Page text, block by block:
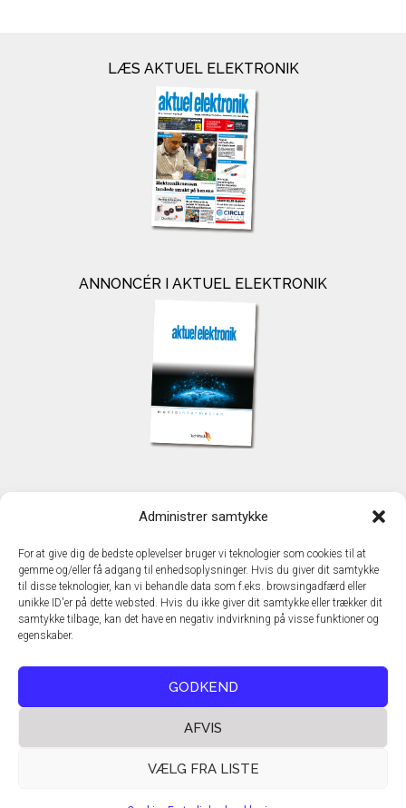
Administrer samtykke
For at give dig de bedste oplevelser bruger vi teknologier som cookies til at
gemme og/eller få adgang til enhedsoplysninger. Hvis du giver dit samtykke
til disse teknologier, kan vi behandle data som f.eks. browsingadfærd eller
unikke ID'er på dette websted. Hvis du ikke giver dit samtykke eller trækker dit
samtykke tilbage, kan det have en negativ indvirkning på visse funktioner og
egenskaber.
GODKEND
AFVIS
VÆLG FRA LISTE
LÆS AKTUEL ELEKTRONIK
ANNONCÉR I AKTUEL ELEKTRONIK
TechMedia A/S
DK - 2600 Glostrup
www.techmedia.dk
Telefon: +45 43 24 26 28
E-mail:info@techmedia.dk